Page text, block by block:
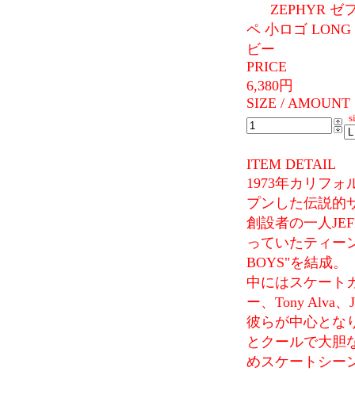
ZEPHYR ゼ
ペ 小ロゴ
ビー
PRICE
6,380円
SIZE / AMOUNT
ITEM DETAIL
1973年カリフォ
プンした伝説的
創設者の一人
っていたティー
BOYS"を結成。
中にはスケート
ー、Tony Alva、
彼らが中心とな
とクールで大胆
めスケートシー